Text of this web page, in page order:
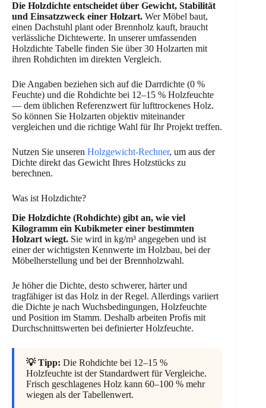
Die Holzdichte entscheidet über Gewicht, Stabilität
und Einsatzzweck einer Holzart. Wer Möbel baut,
einen Dachstuhl plant oder Brennholz kauft, braucht
verlässliche Dichtewerte. In unserer umfassenden
Holzdichte Tabelle finden Sie über 30 Holzarten mit
ihren Rohdichten im direkten Vergleich.
Die Angaben beziehen sich auf die Darrdichte (0 %
Feuchte) und die Rohdichte bei 12–15 % Holzfeuchte
— dem üblichen Referenzwert für lufttrockenes Holz.
So können Sie Holzarten objektiv miteinander
vergleichen und die richtige Wahl für Ihr Projekt treffen.
Nutzen Sie unseren Holzgewicht-Rechner, um aus der
Dichte direkt das Gewicht Ihres Holzstücks zu
berechnen.
Was ist Holzdichte?
Die Holzdichte (Rohdichte) gibt an, wie viel
Kilogramm ein Kubikmeter einer bestimmten
Holzart wiegt. Sie wird in kg/m³ angegeben und ist
einer der wichtigsten Kennwerte im Holzbau, bei der
Möbelherstellung und bei der Brennholzwahl.
Je höher die Dichte, desto schwerer, härter und
tragfähiger ist das Holz in der Regel. Allerdings variiert
die Dichte je nach Wuchsbedingungen, Holzfeuchte
und Position im Stamm. Deshalb arbeiten Profis mit
Durchschnittswerten bei definierter Holzfeuchte.
💡 Tipp: Die Rohdichte bei 12–15 %
Holzfeuchte ist der Standardwert für Vergleiche.
Frisch geschlagenes Holz kann 60–100 % mehr
wiegen als der Tabellenwert.